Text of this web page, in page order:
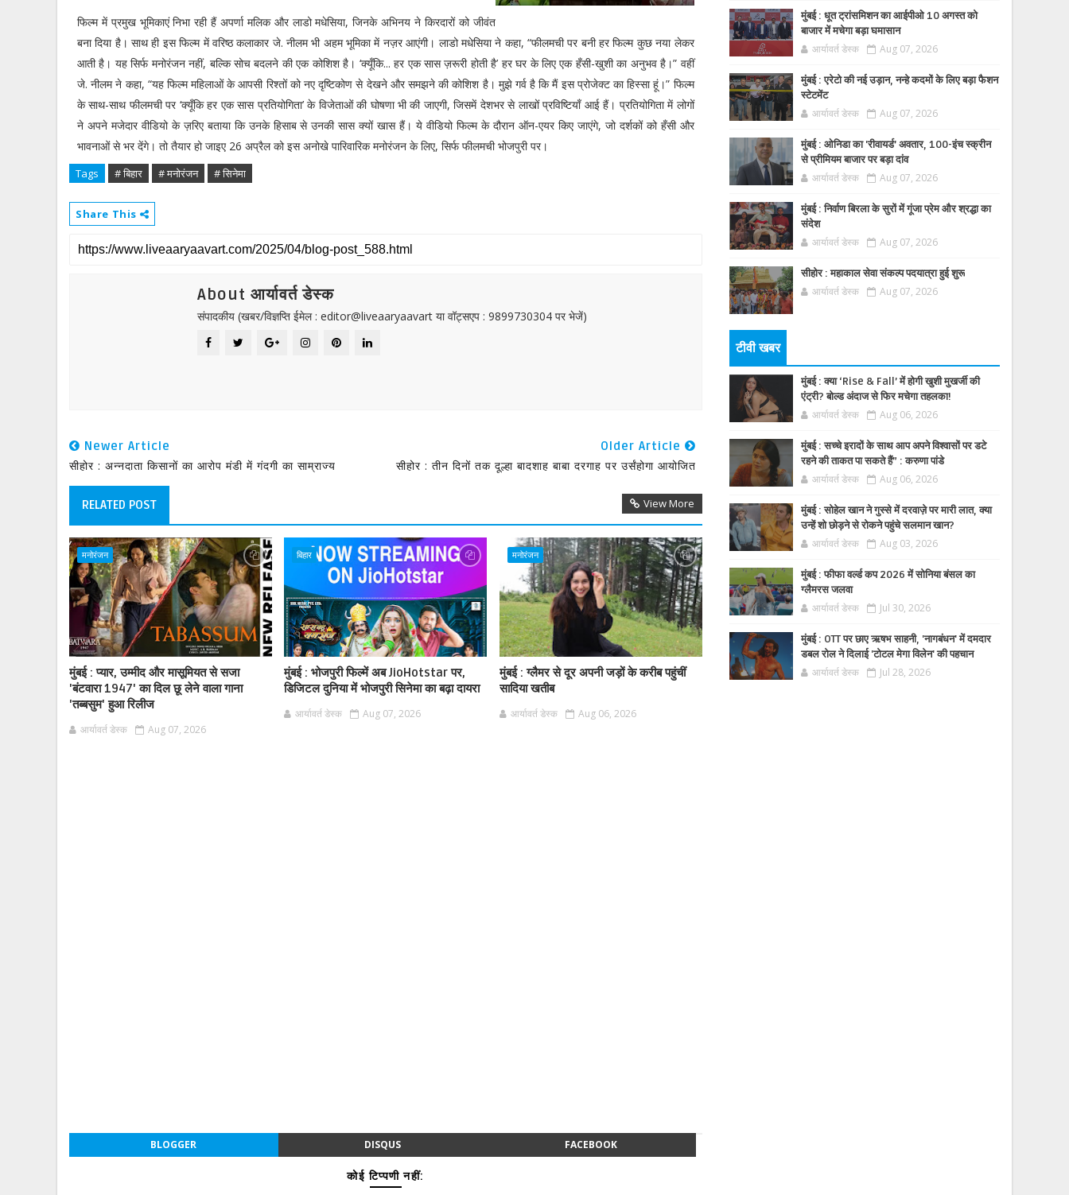
फिल्म में प्रमुख भूमिकाएं निभा रही हैं अपर्णा मलिक और लाडो मधेसिया, जिनके अभिनय ने किरदारों को जीवंत
बना दिया है। साथ ही इस फिल्म में वरिष्ठ कलाकार जे. नीलम भी अहम भूमिका में नज़र आएंगी। लाडो मधेसिया ने कहा, “फीलमची पर बनी हर फिल्म कुछ नया लेकर
आती है। यह सिर्फ मनोरंजन नहीं, बल्कि सोच बदलने की एक कोशिश है। ‘क्यूँकि... हर एक सास ज़रूरी होती है’ हर घर के लिए एक हँसी-खुशी का अनुभव है।” वहीं
जे. नीलम ने कहा, “यह फिल्म महिलाओं के आपसी रिश्तों को नए दृष्टिकोण से देखने और समझने की कोशिश है। मुझे गर्व है कि मैं इस प्रोजेक्ट का हिस्सा हूं।” फिल्म
के साथ-साथ फीलमची पर ‘क्यूँकि हर एक सास प्रतियोगिता’ के विजेताओं की घोषणा भी की जाएगी, जिसमें देशभर से लाखों प्रविष्टियाँ आई हैं। प्रतियोगिता में लोगों
ने अपने मजेदार वीडियो के ज़रिए बताया कि उनके हिसाब से उनकी सास क्यों खास हैं। ये वीडियो फिल्म के दौरान ऑन-एयर किए जाएंगे, जो दर्शकों को हँसी और
भावनाओं से भर देंगे। तो तैयार हो जाइए 26 अप्रैल को इस अनोखे पारिवारिक मनोरंजन के लिए, सिर्फ फीलमची भोजपुरी पर।
Tags # बिहार # मनोरंजन # सिनेमा
Share This
About आर्यावर्त डेस्क
संपादकीय (खबर/विज्ञप्ति ईमेल : editor@liveaaryaavart या वॉट्सएप : 9899730304 पर भेजें)
Newer Article
सीहोर : अन्नदाता किसानों का आरोप मंडी में गंदगी का साम्राज्य
Older Article
सीहोर : तीन दिनों तक दूल्हा बादशाह बाबा दरगाह पर उर्संहोगा आयोजित
RELATED POST View More
मनोरंजन
मुंबई : प्यार, उम्मीद और मासूमियत से सजा
'बंटवारा 1947' का दिल छू लेने वाला गाना
'तब्बसुम' हुआ रिलीज
आर्यावर्त डेस्क Aug 07, 2026
बिहार
मुंबई : भोजपुरी फिल्में अब JioHotstar पर,
डिजिटल दुनिया में भोजपुरी सिनेमा का बढ़ा दायरा
आर्यावर्त डेस्क Aug 07, 2026
मनोरंजन
मुंबई : ग्लैमर से दूर अपनी जड़ों के करीब पहुंचीं
सादिया खतीब
आर्यावर्त डेस्क Aug 06, 2026
BLOGGER DISQUS FACEBOOK
कोई टिप्पणी नहीं:
मुंबई : धूत ट्रांसमिशन का आईपीओ 10 अगस्त को
बाजार में मचेगा बड़ा घमासान
आर्यावर्त डेस्क Aug 07, 2026
मुंबई : एरेटो की नई उड़ान, नन्हे कदमों के लिए बड़ा फैशन
स्टेटमेंट
आर्यावर्त डेस्क Aug 07, 2026
मुंबई : ओनिडा का 'रीवायर्ड’ अवतार, 100-इंच स्क्रीन
से प्रीमियम बाजार पर बड़ा दांव
आर्यावर्त डेस्क Aug 07, 2026
मुंबई : निर्वाण बिरला के सुरों में गूंजा प्रेम और श्रद्धा का
संदेश
आर्यावर्त डेस्क Aug 07, 2026
सीहोर : महाकाल सेवा संकल्प पदयात्रा हुई शुरू
आर्यावर्त डेस्क Aug 07, 2026
टीवी खबर
मुंबई : क्या ‘Rise & Fall’ में होगी खुशी मुखर्जी की
एंट्री? बोल्ड अंदाज से फिर मचेगा तहलका!
आर्यावर्त डेस्क Aug 06, 2026
मुंबई : सच्चे इरादों के साथ आप अपने विश्वासों पर डटे
रहने की ताकत पा सकते हैं” : करुणा पांडे
आर्यावर्त डेस्क Aug 06, 2026
मुंबई : सोहेल खान ने गुस्से में दरवाज़े पर मारी लात, क्या
उन्हें शो छोड़ने से रोकने पहुंचे सलमान खान?
आर्यावर्त डेस्क Aug 03, 2026
मुंबई : फीफा वर्ल्ड कप 2026 में सोनिया बंसल का
ग्लैमरस जलवा
आर्यावर्त डेस्क Jul 30, 2026
मुंबई : OTT पर छाए ऋषभ साहनी, 'नागबंधन' में दमदार
डबल रोल ने दिलाई 'टोटल मेगा विलेन' की पहचान
आर्यावर्त डेस्क Jul 28, 2026